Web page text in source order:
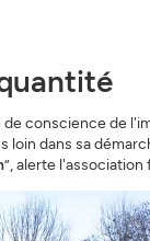
conscience de
loin dans sa
”, alerte l'association